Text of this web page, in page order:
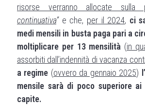
risorse verranno allocate sulla
continuativa”e che, per il 2024, ci
medi mensili in busta paga pari a
moltiplicare per 13 mensilità (in
assorbiti dall’indennità di vacanza
a regime (ovvero da gennaio 2025)
mensile sarà di poco superiore
capite.